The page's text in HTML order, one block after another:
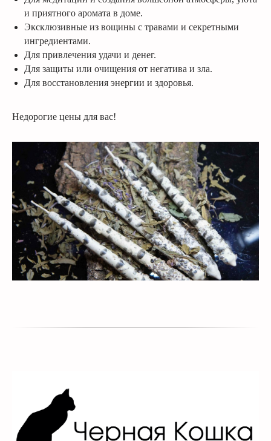
и приятного аромата в доме.
Эксклюзивные из вощины с травами и секретными
ингредиентами.
Для привлечения удачи и денег.
Для защиты или очищения от негатива и зла.
Для восстановления энергии и здоровья.
Недорогие цены для вас!